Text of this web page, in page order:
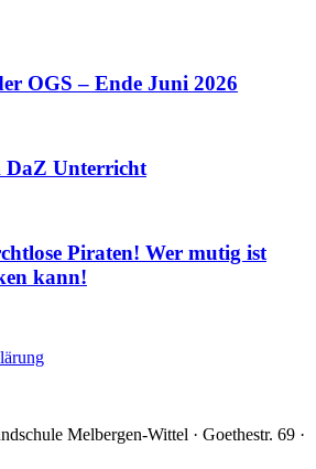
OGS – Ende Juni 2026
DaZ Unterricht
Piraten! Wer mutig ist
kann!
Melbergen-Wittel · Goethestr. 69 ·